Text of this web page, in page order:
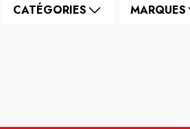
CATÉGORIES MARQUES